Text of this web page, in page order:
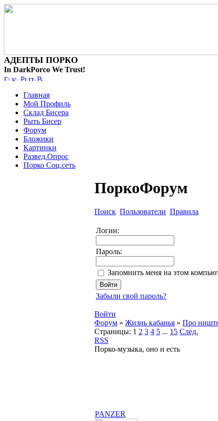
АДЕПТЫ ПОРКО
In DarkPorco We Trust!
Главная
Мой Профиль
Склад Бисера
Рыть Бисер
Форум
Бложики
Картинки
Развед.Опрос
Порко Соц.сеть
ПоркоФорум
Поиск Пользователи Правила
Логин:
Пароль:
Запомнить меня на этом
Забыли свой пароль?
Войти
Форум » Жизнь кабанья » Про
Страницы: 1 2 3 4 5 ... 15 След.
RSS
Порко-музыка, оно и есть
PANZER